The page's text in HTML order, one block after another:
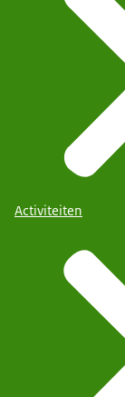
Activiteiten